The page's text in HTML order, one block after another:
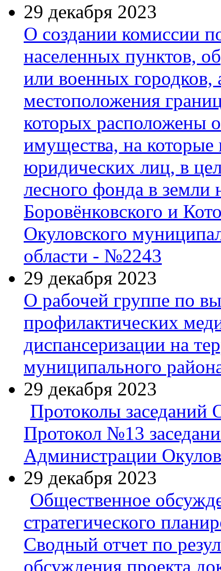
29 декабря 2023
О создании комиссии
населенных пунктов,
или военных
местоположения
которых расположены
имущества, на которые
юридических лиц, в
лесного фонда в земли
Боровёнковского и
Окуловского
области - №2243
29 декабря 2023
О рабочей группе по
профилактических
диспансеризации на
муниципального
29 декабря 2023
Протоколы заседаний
Протокол №13
Администрации
29 декабря 2023
Общественное
стратегического
Сводный отчет по
обсуждения проекта